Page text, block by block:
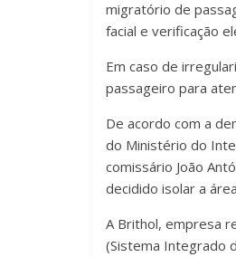
migratório de
facial e verificação
Em caso de
passageiro para
De acordo com a
do Ministério do
comissário João
decidido isolar a
A Brithol, empresa
(Sistema Integrado